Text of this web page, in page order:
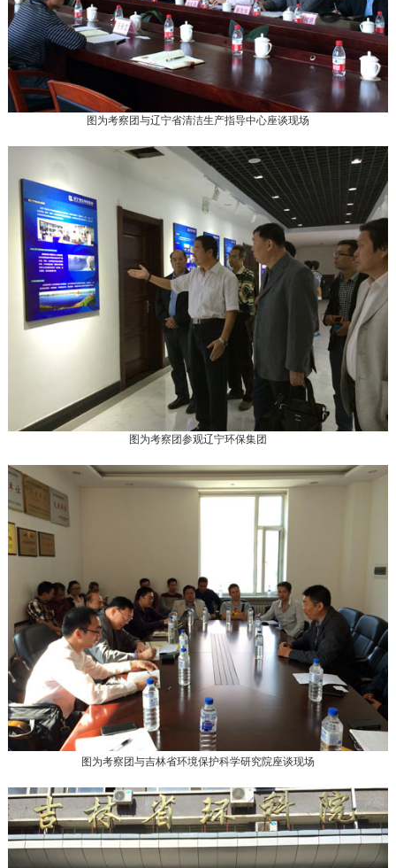
图为考察团与辽宁省清洁生产指导中心座谈现场
图为考察团参观辽宁环保集团
图为考察团与吉林省环境保护科学研究院座谈现场